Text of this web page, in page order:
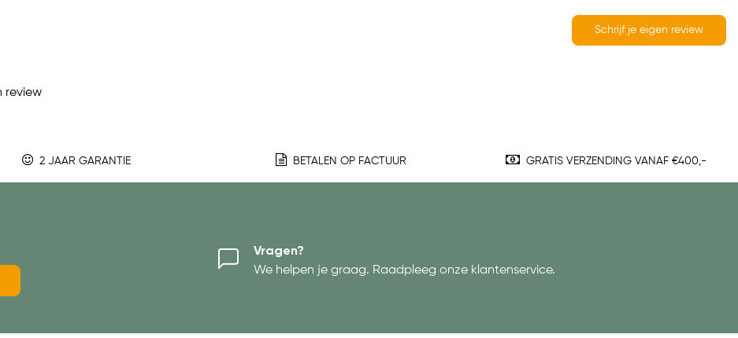
Schrijf je eigen review
review
2 JAAR GARANTIE BETALEN OP FACTUUR GRATIS VERZENDING VANAF €400,-
Vragen?
We helpen je graag. Raadpleeg onze klantenservice.